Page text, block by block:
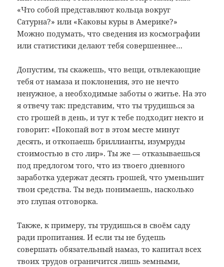
«Что собой представляют кольца вокруг
Сатурна?» или «Каковы куры в Америке?»
Можно подумать, что сведения из космографии
или статистики делают тебя совершеннее…
Допустим, ты скажешь, что вещи, отвлекающие
тебя от намаза и поклонения, это не нечто
ненужное, а необходимые заботы о житье. На это
я отвечу так: представим, что ты трудишься за
сто грошей в день, и тут к тебе подходит некто и
говорит: «Покопай вот в этом месте минут
десять, и откопаешь бриллианты, изумруды
стоимостью в сто лир». Ты же — отказываешься
под предлогом того, что из твоего дневного
заработка удержат десять грошей, что уменьшит
твои средства. Ты ведь понимаешь, насколько
это глупая отговорка.
Также, к примеру, ты трудишься в своём саду
ради пропитания. И если ты не будешь
совершать обязательный намаз, то капитал всех
твоих трудов ограничится лишь земными,